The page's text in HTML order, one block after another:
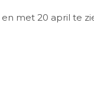
en met 20 april te